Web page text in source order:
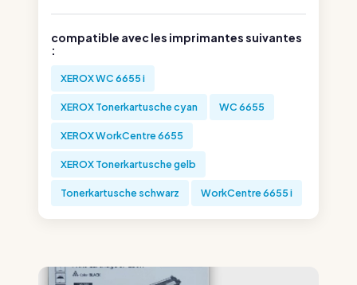
compatible avec les imprimantes suivantes
:
XEROX WC 6655 i
XEROX Tonerkartusche cyan WC 6655
XEROX WorkCentre 6655
XEROX Tonerkartusche gelb
Tonerkartusche schwarz WorkCentre 6655 i